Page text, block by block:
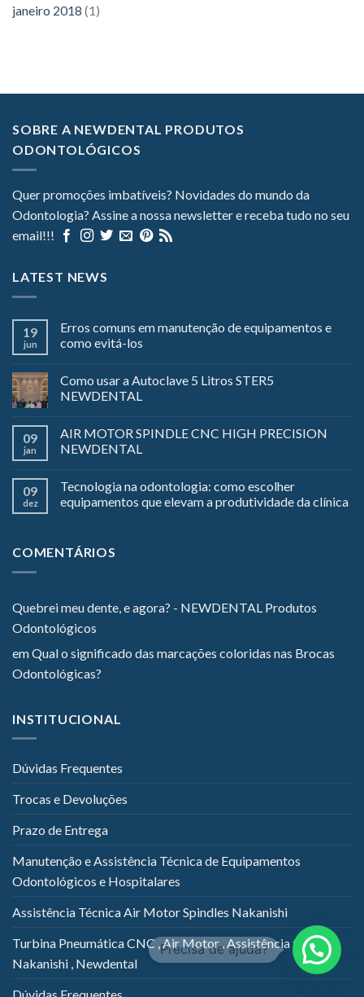
janeiro 2018 (1)
SOBRE A NEWDENTAL PRODUTOS
ODONTOLÓGICOS
Quer promoções imbatíveis? Novidades do mundo da
Odontologia? Assine a nossa newsletter e receba tudo no seu
email!!!
LATEST NEWS
19
jun
Erros comuns em manutenção de equipamentos e
como evitá-los
Como usar a Autoclave 5 Litros STER5
NEWDENTAL
09
jan
AIR MOTOR SPINDLE CNC HIGH PRECISION
NEWDENTAL
09
dez
Tecnologia na odontologia: como escolher
equipamentos que elevam a produtividade da clínica
COMENTÁRIOS
Quebrei meu dente, e agora? - NEWDENTAL Produtos
Odontológicos
emQual o significado das marcações coloridas nas Brocas
Odontológicas?
INSTITUCIONAL
Dúvidas Frequentes
Trocas e Devoluções
Prazo de Entrega
Manutenção e Assistência Técnica de Equipamentos
Odontológicos e Hospitalares
Assistência Técnica Air Motor Spindles Nakanishi
Turbina Pneumática CNC , Air Motor , Assistência técnica
Nakanishi , Newdental